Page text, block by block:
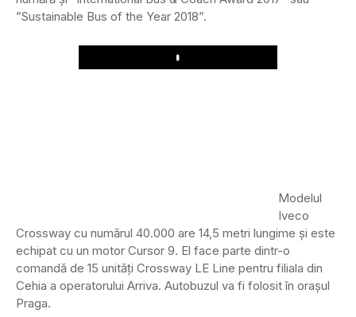
”Sustainable Bus of the Year 2018”.
Play
Modelul
Iveco
Crossway cu numărul 40.000 are 14,5 metri lungime și este
echipat cu un motor Cursor 9. El face parte dintr-o
comandă de 15 unități Crossway LE Line pentru filiala din
Cehia a operatorului Arriva. Autobuzul va fi folosit în orașul
Praga.